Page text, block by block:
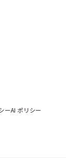
ーAI ポリシー